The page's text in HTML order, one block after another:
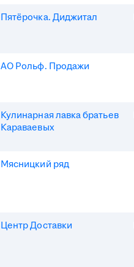
Пятёрочка. Диджитал
АО Рольф. Продажи
Кулинарная лавка братьев
Караваевых
Мясницкий ряд
Центр Доставки